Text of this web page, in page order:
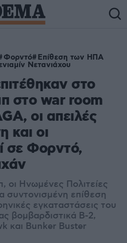
Φορντό Επίθεση των ΗΠΑ
Νετανιάχου
στο
στο war room
οι απειλές
και οι
σε Φορντό,
οι Ηνωμένες Πολιτείες
συντονισμένη επίθεση
εγκαταστάσεις του
βομβαρδιστικά B-2,
και Bunker Buster